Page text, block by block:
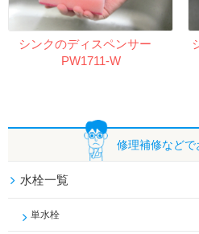
シンクのディスペンサー
PW1711-W
修理補修などで
水栓一覧
単水栓